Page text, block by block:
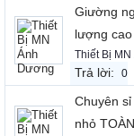
Giường
lượng cao
Thiết Bị
Trả lời: 0
Chuyên
nhỏ